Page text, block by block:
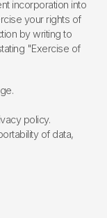
incorporation into
your rights of
by writing to
"Exercise of
policy.
of data,